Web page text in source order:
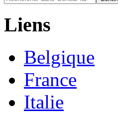
Liens
Belgique
France
Italie